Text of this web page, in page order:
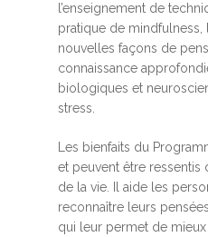
l’enseignement de
pratique de mindfulness,
nouvelles façons de
connaissance
biologiques et
stress.
Les bienfaits du
et peuvent être ressentis
de la vie. Il aide les
reconnaître leurs
qui leur permet de mieux